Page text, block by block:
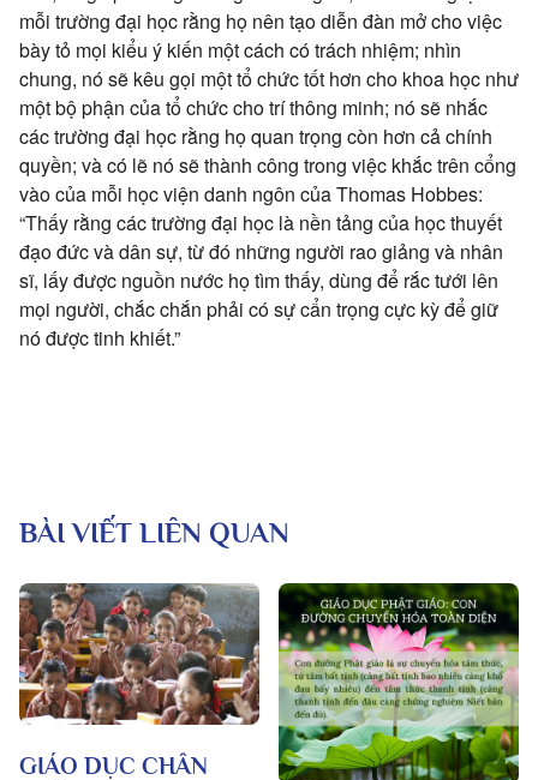
mỗi trường đại học rằng họ nên tạo diễn đàn mở cho việc
bày tỏ mọi kiểu ý kiến một cách có trách nhiệm; nhìn
chung, nó sẽ kêu gọi một tổ chức tốt hơn cho khoa học như
một bộ phận của tổ chức cho trí thông minh; nó sẽ nhắc
các trường đại học rằng họ quan trọng còn hơn cả chính
quyền; và có lẽ nó sẽ thành công trong việc khắc trên cổng
vào của mỗi học viện danh ngôn của Thomas Hobbes:
“Thấy rằng các trường đại học là nền tảng của học thuyết
đạo đức và dân sự, từ đó những người rao giảng và nhân
sĩ, lấy được nguồn nước họ tìm thấy, dùng để rắc tưới lên
mọi người, chắc chắn phải có sự cẩn trọng cực kỳ để giữ
nó được tinh khiết.”
BÀI VIẾT LIÊN QUAN
GIÁO DỤC CHÂN